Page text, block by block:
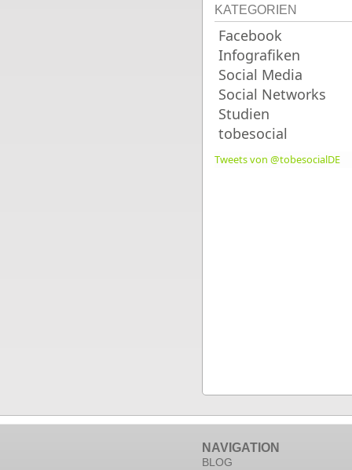
KATEGORIEN
Facebook
Infografiken
Social Media
Social Networks
Studien
tobesocial
Tweets von @tobesocialDE
NAVIGATION
BLOG